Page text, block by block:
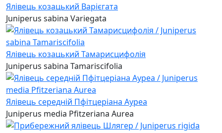
Ялівець козацький Варієгата
Juniperus sabina Variegata
Ялівець козацький Тамарисцифолія
Juniperus sabina Tamariscifolia
Ялівець середній Пфітцеріана Ауреа
Juniperus media Pfitzeriana Aurea